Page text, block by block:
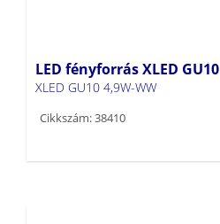
LED fényforrás XLED GU10
XLED GU10 4,9W-WW
Cikkszám: 38410